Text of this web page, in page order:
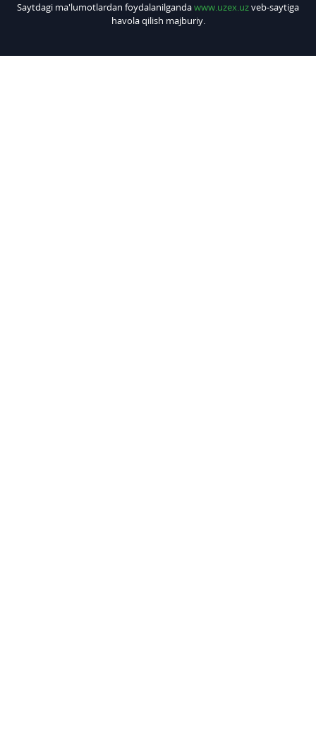
Saytdagi ma'lumotlardan foydalanilgandawww.uzex.uzveb-saytiga
havola qilish majburiy.